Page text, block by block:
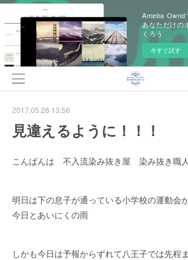
Ameba Ownd
あなただけの
くろう
今すぐ試す
2017.05.26 13:56
見違えるように！！！
こんばんは 不入流染み抜き屋 染み抜き職人
明日は下の息子が通っている小学校の運動会
今日とあいにくの雨
しかも今日は予報からずれて八王子では先程